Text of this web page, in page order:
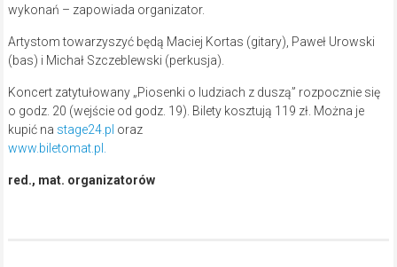
wykonań – zapowiada organizator.
Artystom towarzyszyć będą Maciej Kortas (gitary), Paweł Urowski
(bas) i Michał Szczeblewski (perkusja).
Koncert zatytułowany „Piosenki o ludziach z duszą” rozpocznie się
o godz. 20 (wejście od godz. 19). Bilety kosztują 119 zł. Można je
kupić na stage24.pl oraz
www.biletomat.pl.
red., mat. organizatorów